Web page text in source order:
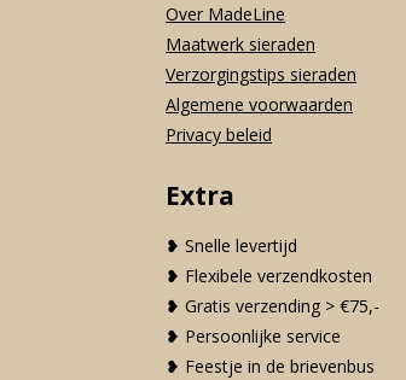
Over MadeLine
Maatwerk sieraden
Verzorgingstips sieraden
Algemene voorwaarden
Privacy beleid
Extra
❥ Snelle levertijd
❥ Flexibele verzendkosten
❥ Gratis verzending > €75,-
❥ Persoonlijke service
❥ Feestje in de brievenbus